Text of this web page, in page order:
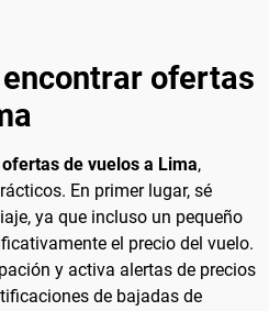
ofertas
ofertas de vuelos a Lima,
En primer lugar, sé
ya que incluso un pequeño
el precio del vuelo.
y activa alertas de precios
de bajadas de